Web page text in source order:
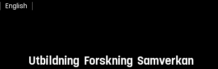
English
Utbildning Forskning Samverkan